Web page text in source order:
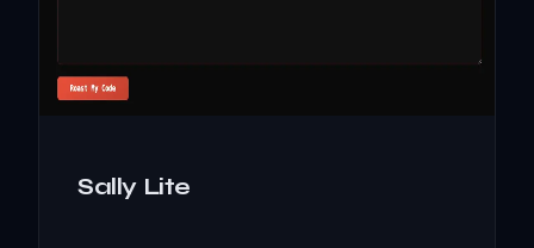
Sally Lite